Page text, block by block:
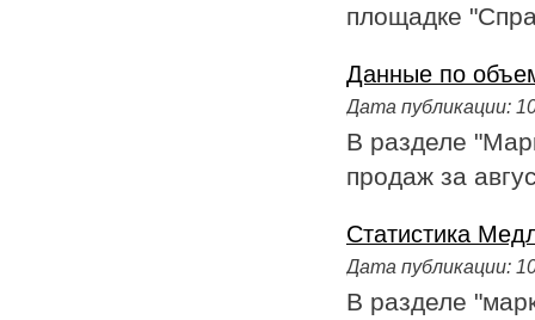
площадке
Данные по
Дата публикации:
В разделе
продаж за
Статистика
Дата публикации:
В разделе